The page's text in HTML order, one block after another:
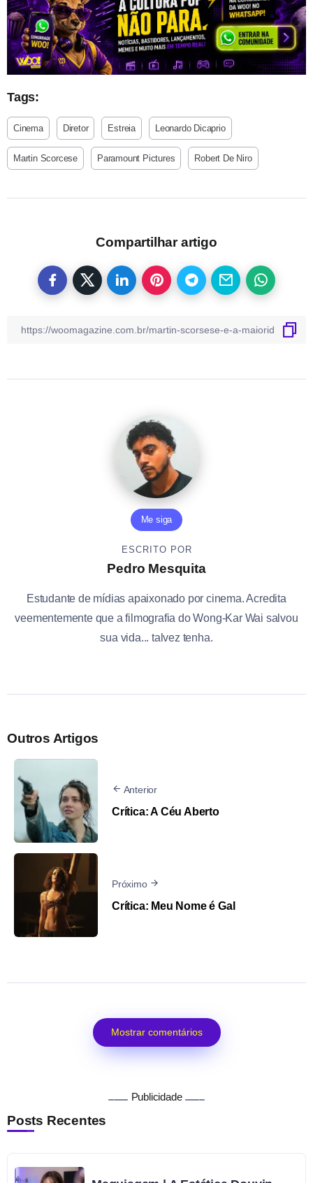
Tags:
Cinema Diretor Estreia Leonardo Dicaprio
Martin Scorcese Paramount Pictures Robert De Niro
Compartilhar artigo
Me siga
ESCRITO POR
Pedro Mesquita
Estudante de mídias apaixonado por cinema. Acredita
veementemente que a filmografia do Wong-Kar Wai salvou
sua vida... talvez tenha.
Outros Artigos
Anterior
Crítica: A Céu Aberto
Próximo
Crítica: Meu Nome é Gal
Mostrar comentários
Publicidade
Posts Recentes